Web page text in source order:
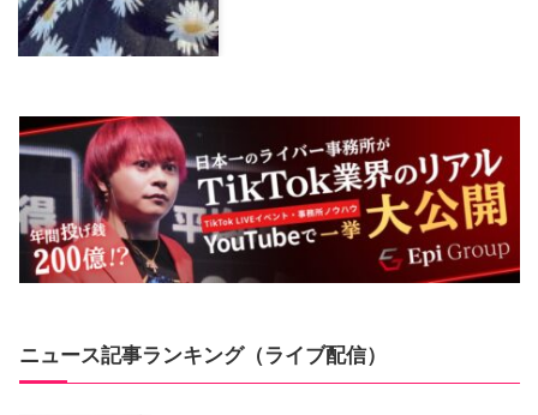
ニュース記事ランキング（ライブ配信）